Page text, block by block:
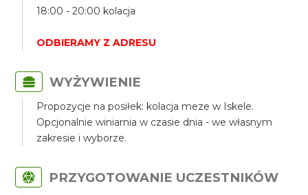
18:00 - 20:00 kolacja
ODBIERAMY Z ADRESU
WYŻYWIENIE
Propozycje na posiłek: kolacja meze w Iskele.
Opcjonalnie winiarnia w czasie dnia - we własnym
zakresie i wyborze.
PRZYGOTOWANIE UCZESTNIKÓW